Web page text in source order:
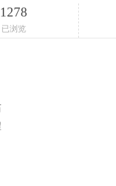
1278
已浏览